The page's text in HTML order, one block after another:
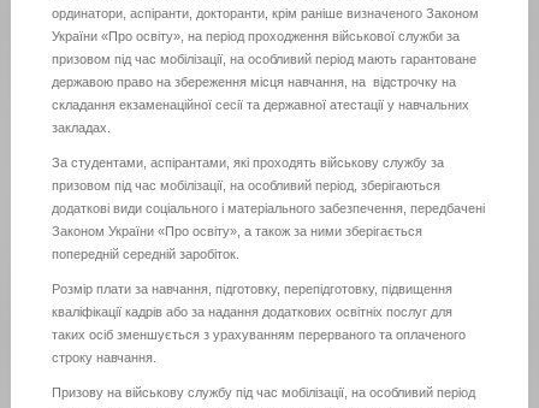
ординатори, аспіранти, докторанти, крім раніше визначеного Законом
України «Про освіту», на період проходження військової служби за
призовом під час мобілізації, на особливий період мають гарантоване
державою право на збереження місця навчання, на відстрочку на
складання екзаменаційної сесії та державної атестації у навчальних
закладах.
За студентами, аспірантами, які проходять військову службу за
призовом під час мобілізації, на особливий період, зберігаються
додаткові види соціального і матеріального забезпечення, передбачені
Законом України «Про освіту», а також за ними зберігається
попередній середній заробіток.
Розмір плати за навчання, підготовку, перепідготовку, підвищення
кваліфікації кадрів або за надання додаткових освітніх послуг для
таких осіб зменшується з урахуванням перерваного та оплаченого
строку навчання.
Призову на військову службу під час мобілізації, на особливий період